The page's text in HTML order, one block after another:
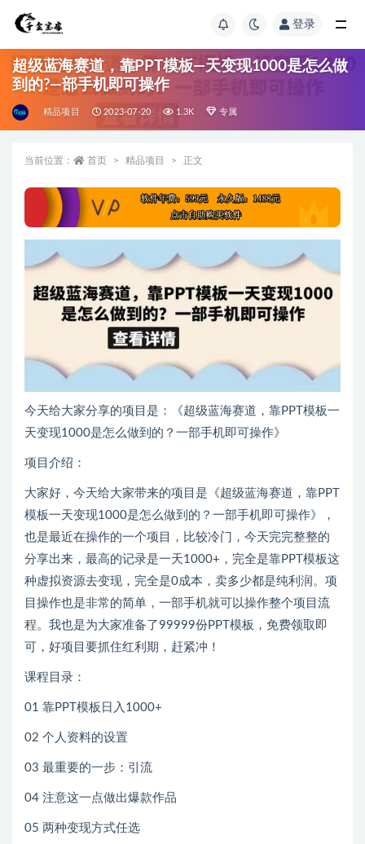
登录
超级蓝海赛道，靠PPT模板—天变现1000是怎么做
到的?—部手机即可操作
精品项目 2023-07-20 1.3K 专属
当前位置： 首页 精品项目 正文
今天给大家分享的项目是：《超级蓝海赛道，靠PPT模板一
天变现1000是怎么做到的？一部手机即可操作》
项目介绍：
大家好，今天给大家带来的项目是《超级蓝海赛道，靠PPT
模板一天变现1000是怎么做到的？一部手机即可操作》，
也是最近在操作的一个项目，比较冷门，今天完完整整的
分享出来，最高的记录是一天1000+，完全是靠PPT模板这
种虚拟资源去变现，完全是0成本，卖多少都是纯利润。项
目操作也是非常的简单，一部手机就可以操作整个项目流
程。我也是为大家准备了99999份PPT模板，免费领取即
可，好项目要抓住红利期，赶紧冲！
课程目录：
01 靠PPT模板日入1000+
02 个人资料的设置
03 最重要的一步：引流
04 注意这一点做出爆款作品
05 两种变现方式任选